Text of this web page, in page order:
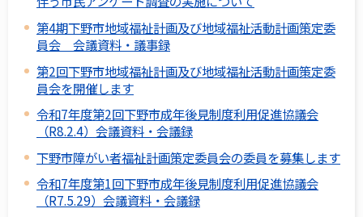
第4期下野市地域福祉計画及び地域福祉活動計画策定委
員会 会議資料・議事録
第2回下野市地域福祉計画及び地域福祉活動計画策定委
員会を開催します
令和7年度第2回下野市成年後見制度利用促進協議会
（R8.2.4）会議資料・会議録
下野市障がい者福祉計画策定委員会の委員を募集します
令和7年度第1回下野市成年後見制度利用促進協議会
（R7.5.29）会議資料・会議録